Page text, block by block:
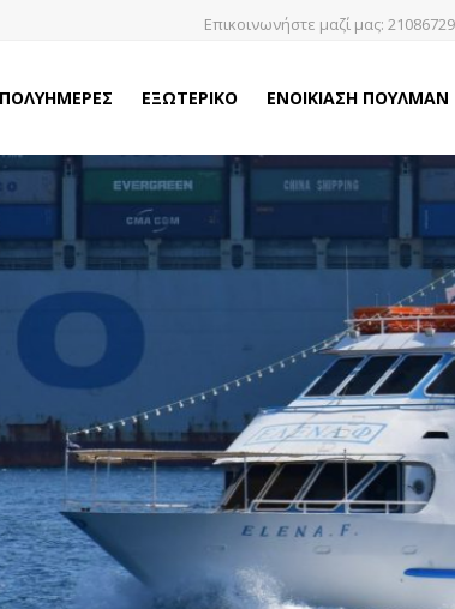
Επικοινωνήστε μαζί μας:
ΠΟΛΥΗΜΕΡΕΣ ΕΞΩΤΕΡΙΚΟ ΕΝΟΙΚΙΑΣΗ ΠΟΥΛΜΑΝ